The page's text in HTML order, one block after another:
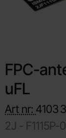
FPC-
uFL
Art nr: 4103
2J - F1115P-